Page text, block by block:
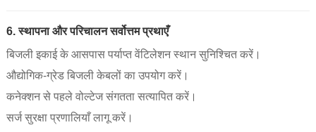
6. स्थापना और परिचालन सर्वोत्तम प्रथाएँ
बिजली इकाई के आसपास पर्याप्त वेंटिलेशन स्थान सुनिश्चित करें।
औद्योगिक-ग्रेड बिजली केबलों का उपयोग करें।
कनेक्शन से पहले वोल्टेज संगतता सत्यापित करें।
सर्ज सुरक्षा प्रणालियाँ लागू करें।